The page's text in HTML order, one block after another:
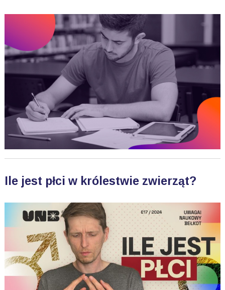
Ile jest płci w królestwie zwierząt?